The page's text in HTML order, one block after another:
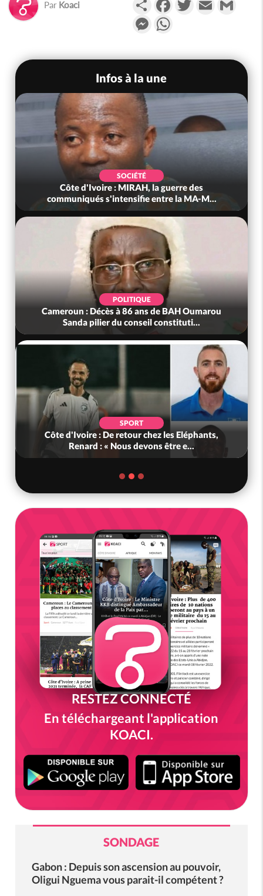
Par Koaci
Messenger
Infos à la une
SOCIÉTÉ
Côte d'Ivoire : MIRAH, la guerre des
communiqués s'intensifie entre la MA-M...
POLITIQUE
Cameroun : Décès à 86 ans de BAH Oumarou
Sanda pilier du conseil constituti...
SPORT
Côte d'Ivoire : De retour chez les Eléphants,
Renard : « Nous devons être e...
RESTEZ CONNECTÉ
En téléchargeant l'application
KOACI.
SONDAGE
Gabon : Depuis son ascension au pouvoir,
Oligui Nguema vous parait-il compétent ?